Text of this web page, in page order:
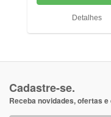
Detalhes
Cadastre-se.
Receba novidades, ofertas e